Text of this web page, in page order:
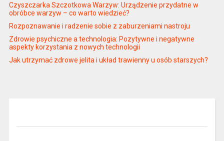
Czyszczarka Szczotkowa Warzyw: Urządzenie przydatne w
obróbce warzyw – co warto wiedzieć?
Rozpoznawanie i radzenie sobie z zaburzeniami nastroju
Zdrowie psychiczne a technologia: Pozytywne i negatywne
aspekty korzystania z nowych technologii
Jak utrzymać zdrowe jelita i układ trawienny u osób starszych?